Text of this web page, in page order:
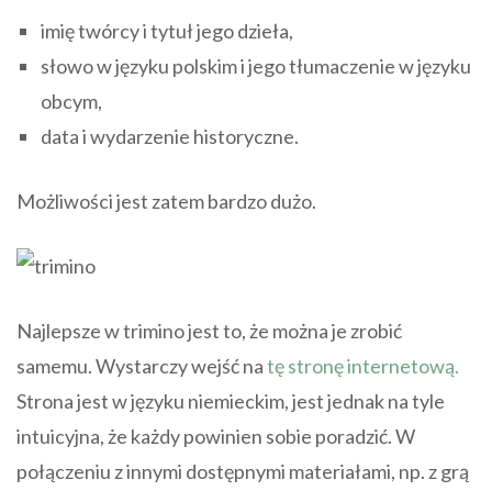
imię twórcy i tytuł jego dzieła,
słowo w języku polskim i jego tłumaczenie w języku
obcym,
data i wydarzenie historyczne.
Możliwości jest zatem bardzo dużo.
Najlepsze w trimino jest to, że można je zrobić
samemu. Wystarczy wejść natę stronę internetową.
Strona jest w języku niemieckim, jest jednak na tyle
intuicyjna, że każdy powinien sobie poradzić. W
połączeniu z innymi dostępnymi materiałami, np. z grą